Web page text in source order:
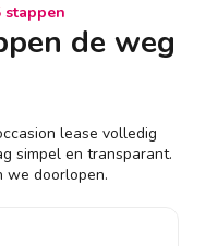
stappen
de weg
lease volledig
simpel en transparant.
we doorlopen.